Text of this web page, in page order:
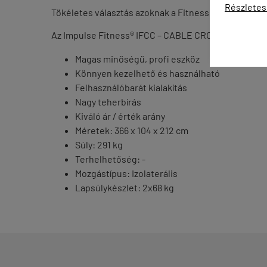
Tökéletes választás azoknak a Fitness termeknek
Az Impulse Fitness® IFCC – CABLE CROSSOVER
Magas minőségű, profi eszköz
Könnyen kezelhető és használható
Felhasználóbarát kialakítás
Nagy teherbírás
Kiváló ár / érték arány
Méretek: 366 x 104 x 212 cm
Súly: 291 kg
Terhelhetőség: -
Mozgástípus: Izolaterális
Lapsúlykészlet: 2x68 kg